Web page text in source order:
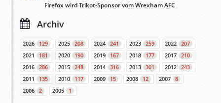
Firefox wird Trikot-Sponsor vom Wrexham AFC
Archiv
2026 129 2025 208 2024 241 2023 259 2022
207
2021
181 2020 190 2019 167 2018 177 2017
210
2016
286 2015 248 2014 316 2013 301 2012
243
2011
135 2010 117 2009 15 2008 12 2007
8
2006
2 2005 1